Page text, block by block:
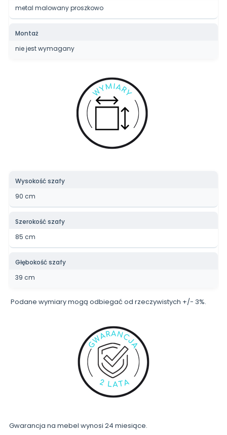
metal malowany proszkowo
Montaż
nie jest wymagany
Wysokość szafy
90 cm
Szerokość szafy
85 cm
Głębokość szafy
39 cm
Podane wymiary mogą odbiegać od rzeczywistych +/- 3%.
Gwarancja na mebel wynosi 24 miesiące.